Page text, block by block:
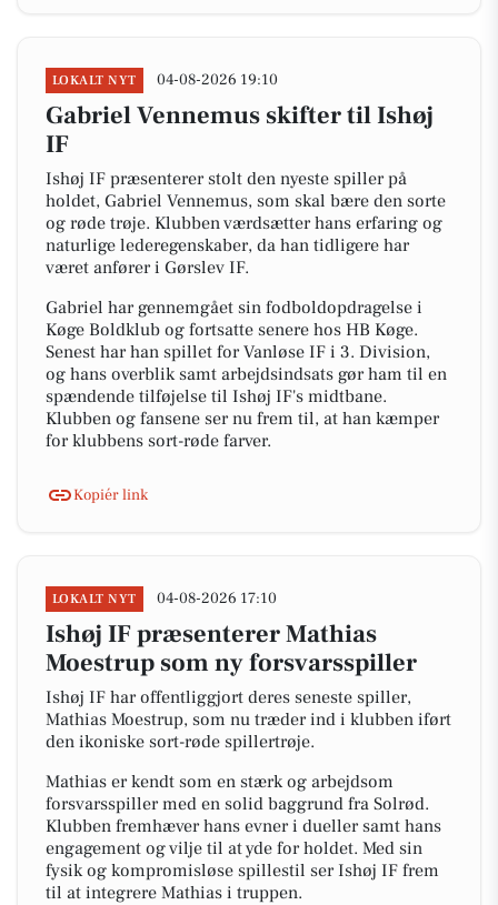
LOKALT NYT 04-08-2026 19:10
Gabriel Vennemus skifter til Ishøj
IF
Ishøj IF præsenterer stolt den nyeste spiller på
holdet, Gabriel Vennemus, som skal bære den sorte
og røde trøje. Klubben værdsætter hans erfaring og
naturlige lederegenskaber, da han tidligere har
været anfører i Gørslev IF.
Gabriel har gennemgået sin fodboldopdragelse i
Køge Boldklub og fortsatte senere hos HB Køge.
Senest har han spillet for Vanløse IF i 3. Division,
og hans overblik samt arbejdsindsats gør ham til en
spændende tilføjelse til Ishøj IF's midtbane.
Klubben og fansene ser nu frem til, at han kæmper
for klubbens sort-røde farver.
Kopiér link
LOKALT NYT 04-08-2026 17:10
Ishøj IF præsenterer Mathias
Moestrup som ny forsvarsspiller
Ishøj IF har offentliggjort deres seneste spiller,
Mathias Moestrup, som nu træder ind i klubben iført
den ikoniske sort-røde spillertrøje.
Mathias er kendt som en stærk og arbejdsom
forsvarsspiller med en solid baggrund fra Solrød.
Klubben fremhæver hans evner i dueller samt hans
engagement og vilje til at yde for holdet. Med sin
fysik og kompromisløse spillestil ser Ishøj IF frem
til at integrere Mathias i truppen.